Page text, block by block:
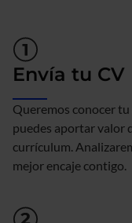
Envía tu CV
Queremos conocer
puedes aportar valor
currículum.
mejor encaje contigo.